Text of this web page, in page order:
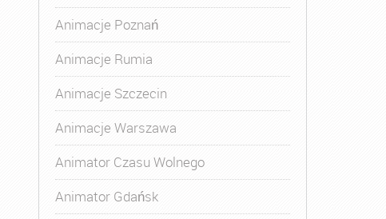
Kurs Animatora Gdynia,Kurs Animatora Katowice
Animacje Poznań
Animacje Rumia
Animacje Szczecin
Animacje Warszawa
Animator Czasu Wolnego
Animator Gdańsk